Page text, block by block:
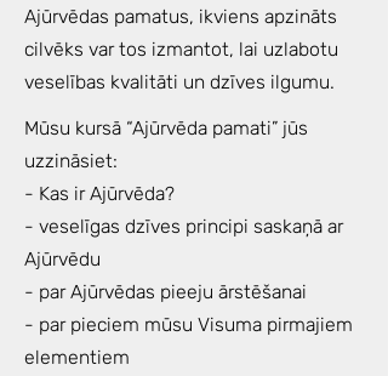
Ajūrvēdas pamatus, ikviens apzināts
cilvēks var tos izmantot, lai uzlabotu
veselības kvalitāti un dzīves ilgumu.
Mūsu kursā “Ajūrvēda pamati” jūs
uzzināsiet:
- Kas ir Ajūrvēda?
- veselīgas dzīves principi saskaņā ar
Ajūrvēdu
- par Ajūrvēdas pieeju ārstēšanai
- par pieciem mūsu Visuma pirmajiem
elementiem